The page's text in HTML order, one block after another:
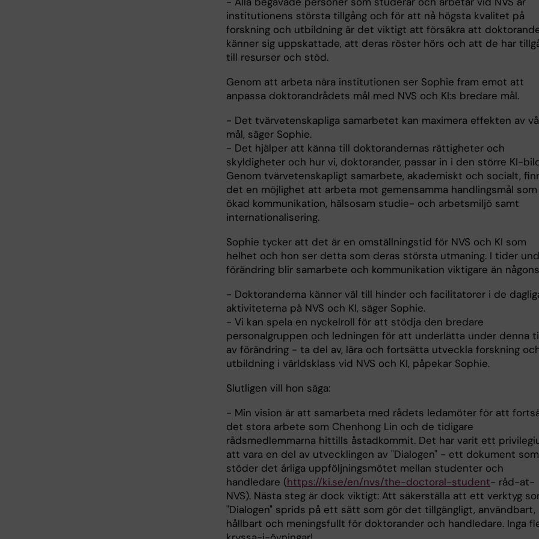
institutionens största tillgång och för att nå högsta kvalitet på
forskning och utbildning är det viktigt att försäkra att
känner sig uppskattade, att deras röster hörs och att de har
till resurser och stöd.
Genom att arbeta nära institutionen ser Sophie fram emot att
anpassa doktorandrådets mål med NVS och KI:s bredare mål.
- Det tvärvetenskapliga samarbetet kan maximera effekten av
mål, säger Sophie.
- Det hjälper att känna till doktorandernas rättigheter och
skyldigheter och hur vi, doktorander, passar in i den större KI-
Genom tvärvetenskapligt samarbete, akademiskt och socialt,
det en möjlighet att arbeta mot gemensamma handlingsmål som
ökad kommunikation, hälsosam studie- och arbetsmiljö samt
internationalisering.
Sophie tycker att det är en omställningstid för NVS och KI som
helhet och hon ser detta som deras största utmaning. I tider
förändring blir samarbete och kommunikation viktigare än
- Doktoranderna känner väl till hinder och facilitatorer i de
aktiviteterna på NVS och KI, säger Sophie.
- Vi kan spela en nyckelroll för att stödja den bredare
personalgruppen och ledningen för att underlätta under denna
av förändring - ta del av, lära och fortsätta utveckla forskning
utbildning i världsklass vid NVS och KI, påpekar Sophie.
Slutligen vill hon säga:
- Min vision är att samarbeta med rådets ledamöter för att
det stora arbete som Chenhong Lin och de tidigare
rådsmedlemmarna hittills åstadkommit. Det har varit ett
att vara en del av utvecklingen av "Dialogen" - ett dokument som
stöder det årliga uppföljningsmötet mellan studenter och
handledare (https://ki.se/en/nvs/the-doctoral-student- råd-at-
NVS). Nästa steg är dock viktigt: Att säkerställa att ett verktyg
"Dialogen" sprids på ett sätt som gör det tillgängligt, användbart,
hållbart och meningsfullt för doktorander och handledare. Inga